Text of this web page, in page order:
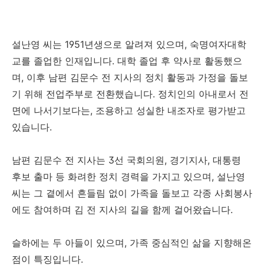
설난영 씨는 1951년생으로 알려져 있으며, 숙명여자대학
교를 졸업한 인재입니다. 대학 졸업 후 약사로 활동했으
며, 이후 남편 김문수 전 지사의 정치 활동과 가정을 돌보
기 위해 전업주부로 전환했습니다. 정치인의 아내로서 전
면에 나서기보다는, 조용하고 성실한 내조자로 평가받고
있습니다.
남편 김문수 전 지사는 3선 국회의원, 경기지사, 대통령
후보 출마 등 화려한 정치 경력을 가지고 있으며, 설난영
씨는 그 곁에서 흔들림 없이 가족을 돌보고 각종 사회봉사
에도 참여하며 김 전 지사의 길을 함께 걸어왔습니다.
슬하에는 두 아들이 있으며, 가족 중심적인 삶을 지향해온
점이 특징입니다.